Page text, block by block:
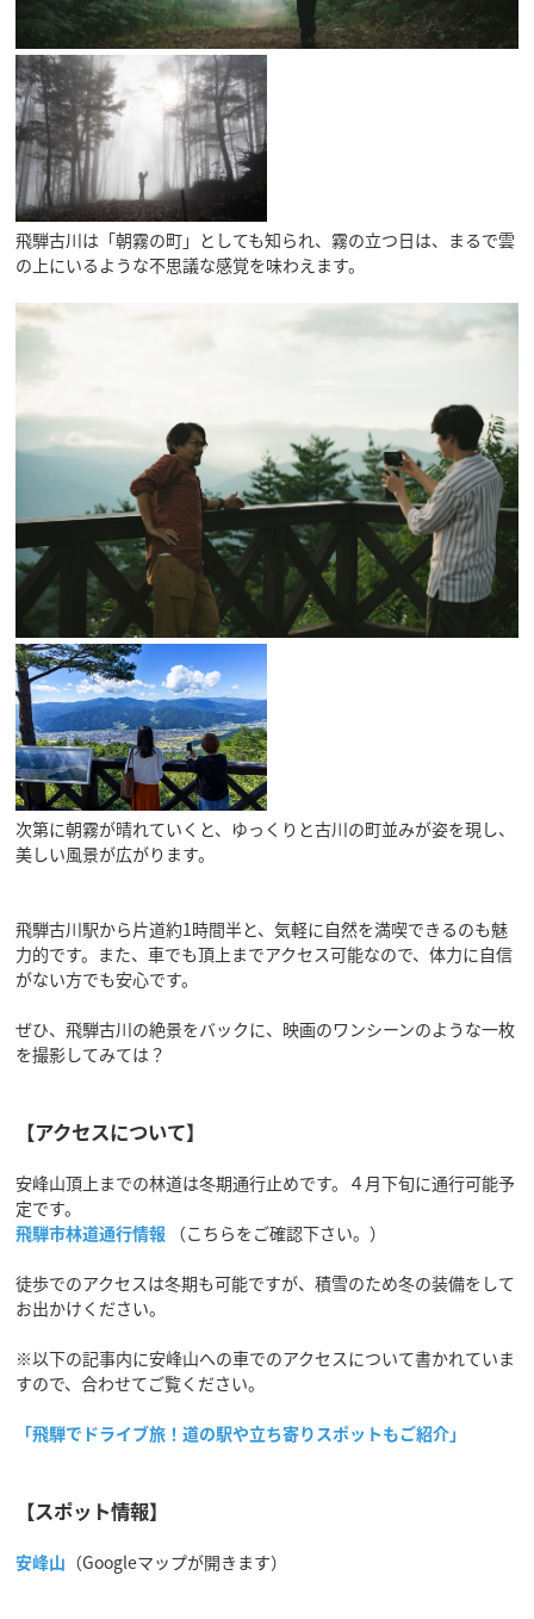
行きたいリスト
コラム
モデルコース
体験
グルメ・おみやげ
宿泊予約
飛騨市の６つの魅力
ひだじまん図鑑
交通機関・道路情報
飛騨古川の駐車場
よくある質問
お知らせ
当サイトについて
協会について
パンフレット
写真ダウンロード
関連リンク
お問い合わせ
飛騨古川は「朝霧の町」としても知られ、霧の立つ日は、まるで雲
の上にいるような不思議な感覚を味わえます。
次第に朝霧が晴れていくと、ゆっくりと古川の町並みが姿を現し、
美しい風景が広がります。
飛騨古川駅から片道約1時間半と、気軽に自然を満喫できるのも魅
力的です。また、車でも頂上までアクセス可能なので、体力に自信
がない方でも安心です。
ぜひ、飛騨古川の絶景をバックに、映画のワンシーンのような一枚
を撮影してみては？
【アクセスについて】
安峰山頂上までの林道は冬期通行止めです。４月下旬に通行可能予
定です。
飛騨市林道通行情報 （こちらをご確認下さい。）
徒歩でのアクセスは冬期も可能ですが、積雪のため冬の装備をして
お出かけください。
※以下の記事内に安峰山への車でのアクセスについて書かれていま
すので、合わせてご覧ください。
「飛騨でドライブ旅！道の駅や立ち寄りスポットもご紹介」
【スポット情報】
安峰山 （Googleマップが開きます）